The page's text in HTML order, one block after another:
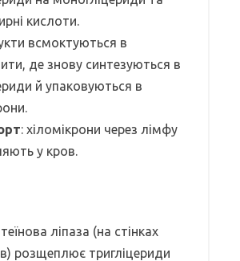
кислоти.
всмоктуються в
де знову синтезуються в
й упаковуються в
: хіломікрони через лімфу
у кров.
ліпаза (на стінках
розщеплює тригліцериди